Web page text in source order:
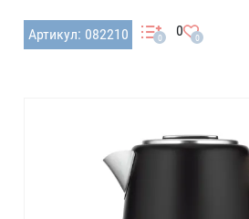
Артикул: 082210 0 0 0